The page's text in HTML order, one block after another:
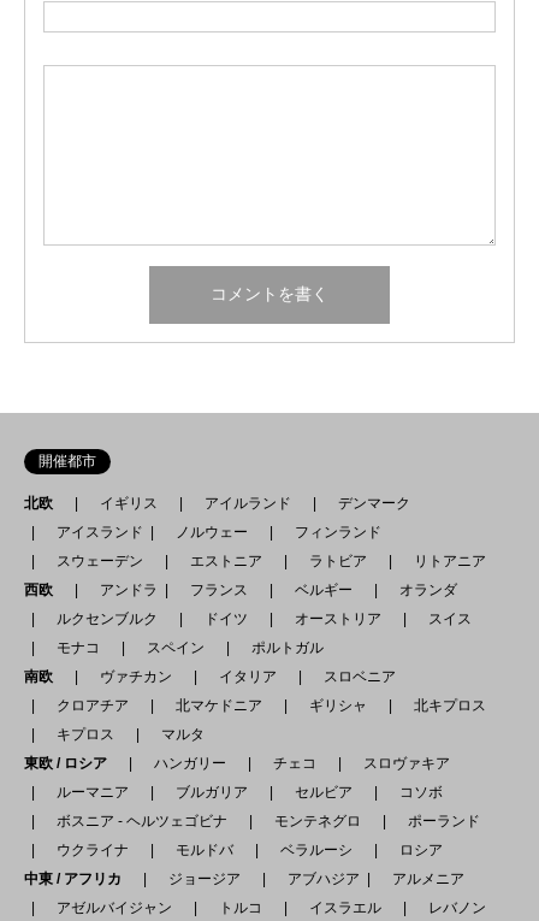
開催都市
北欧 イギリス アイルランド
デンマーク
アイスランド
ノルウェー
フィンランド
スウェーデン
エストニア ラトビア
リトアニア
西欧
アンドラ フランス ベルギー
オランダ
ルクセンブルク
ドイツ オーストリア
スイス
モナコ
スペイン
ポルトガル
南欧
ヴァチカン イタリア
スロベニア
クロアチア
北マケドニア ギリシャ
北キプロス
キプロス
マルタ
東欧 / ロシア
ハンガリー チェコ
スロヴァキア
ルーマニア
ブルガリア セルビア
コソボ
ボスニア - ヘルツェゴビナ
モンテネグロ
ポーランド
ウクライナ
モルドバ ベラルーシ
ロシア
中東 / アフリカ
ジョージア アブハジア
アルメニア
アゼルバイジャン
トルコ イスラエル
レバノン